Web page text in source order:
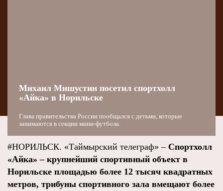
Михаил Мишустин посетил спортхолл
«Айка» в Норильске
Глава правительства России пообщался с детьми, которые
занимаются в секции мини-футбола.
#НОРИЛЬСК. «Таймырский телеграф» – Спортхолл
«Айка» – крупнейший спортивный объект в
Норильске площадью более 12 тысяч квадратных
метров, трибуны спортивного зала вмещают более